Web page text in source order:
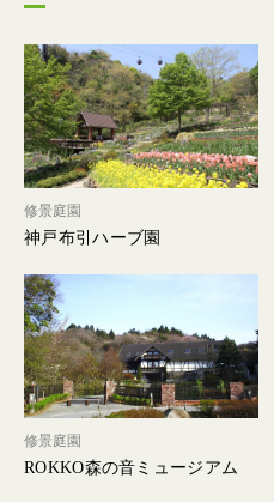
修景庭園
神戸布引ハーブ園
修景庭園
ROKKO森の音ミュージアム